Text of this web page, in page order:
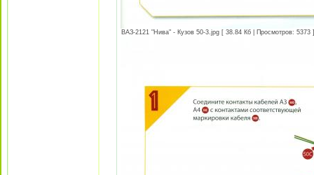
ВАЗ-2121 "Нива" - Кузов 50-3.jpg [ 38.84 Кб | Просмотров: 5373 ]